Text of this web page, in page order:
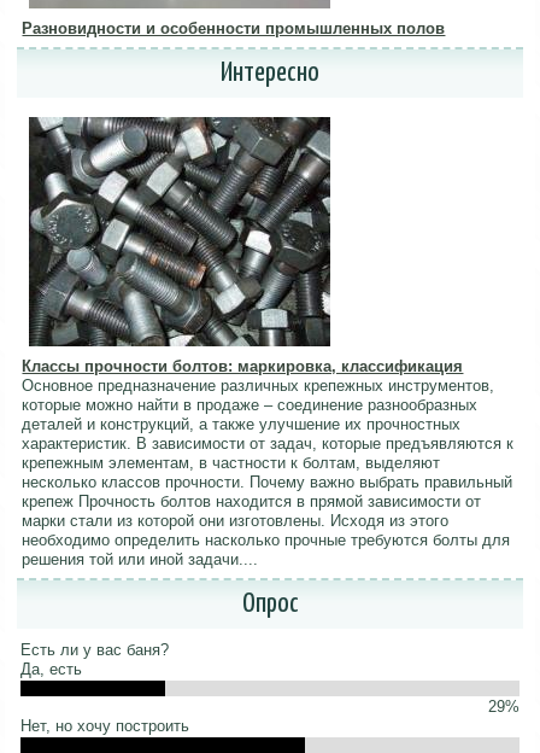
Разновидности и особенности промышленных полов
Интересно
Классы прочности болтов: маркировка, классификация
Основное предназначение различных крепежных инструментов,
которые можно найти в продаже – соединение разнообразных
деталей и конструкций, а также улучшение их прочностных
характеристик. В зависимости от задач, которые предъявляются к
крепежным элементам, в частности к болтам, выделяют
несколько классов прочности. Почему важно выбрать правильный
крепеж Прочность болтов находится в прямой зависимости от
марки стали из которой они изготовлены. Исходя из этого
необходимо определить насколько прочные требуются болты для
решения той или иной задачи....
Опрос
Есть ли у вас баня?
Да, есть
29%
Нет, но хочу построить